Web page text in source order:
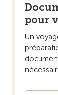
pour
Un